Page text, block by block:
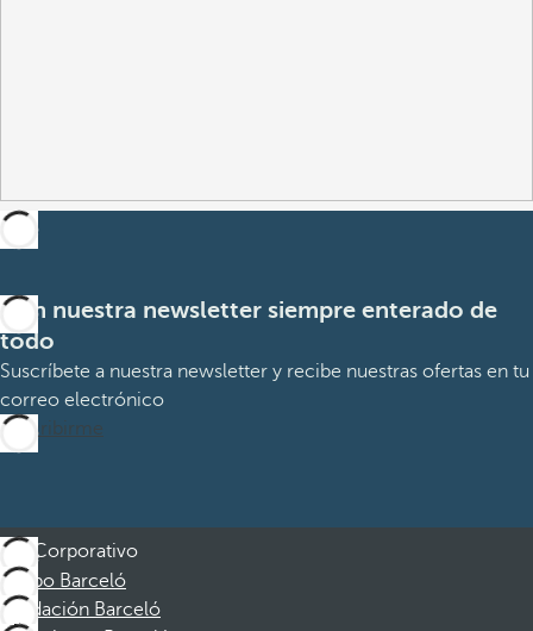
Con nuestra newsletter siempre enterado de
todo
Suscríbete a nuestra newsletter y recibe nuestras ofertas en tu
correo electrónico
Suscribirme
Corporativo
Grupo Barceló
Fundación Barceló